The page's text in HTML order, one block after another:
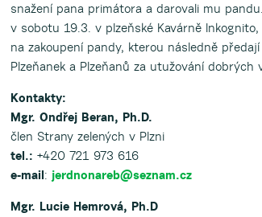
snažení pana primátora a darovali mu
v sobotu 19.3. v plzeňské Kavárně
na zakoupení pandy, kterou následně
Plzeňanek a Plzeňanů za utužování
Kontakty:
Mgr. Ondřej Beran, Ph.D.
člen Strany zelených v Plzni
tel.: +420 721 973 616
e-mail: jerdnonareb@seznam.cz
Mgr. Lucie Hemrová, Ph.D